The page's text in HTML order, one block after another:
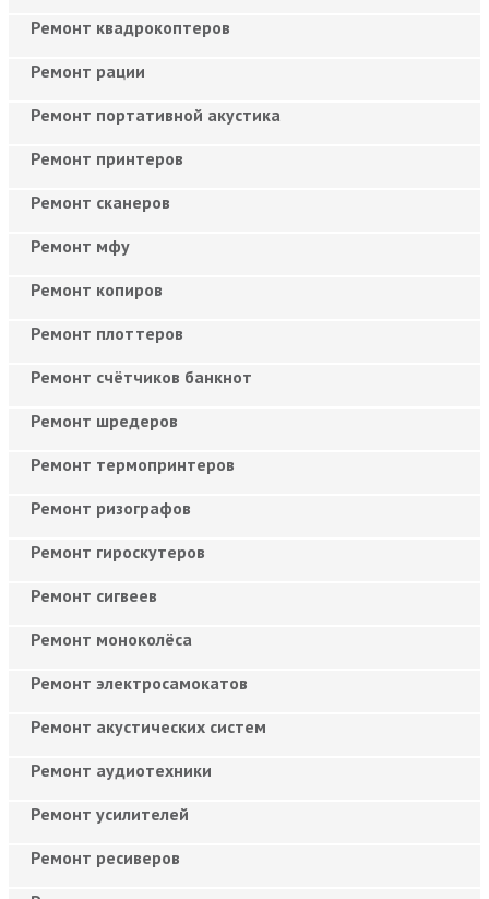
Ремонт квадрокоптеров
Ремонт рации
Ремонт портативной акустика
Ремонт принтеров
Ремонт сканеров
Ремонт мфу
Ремонт копиров
Ремонт плоттеров
Ремонт счётчиков банкнот
Ремонт шредеров
Ремонт термопринтеров
Ремонт ризографов
Ремонт гироскутеров
Ремонт сигвеев
Ремонт моноколёса
Ремонт электросамокатов
Ремонт акустических систем
Ремонт аудиотехники
Ремонт усилителей
Ремонт ресиверов